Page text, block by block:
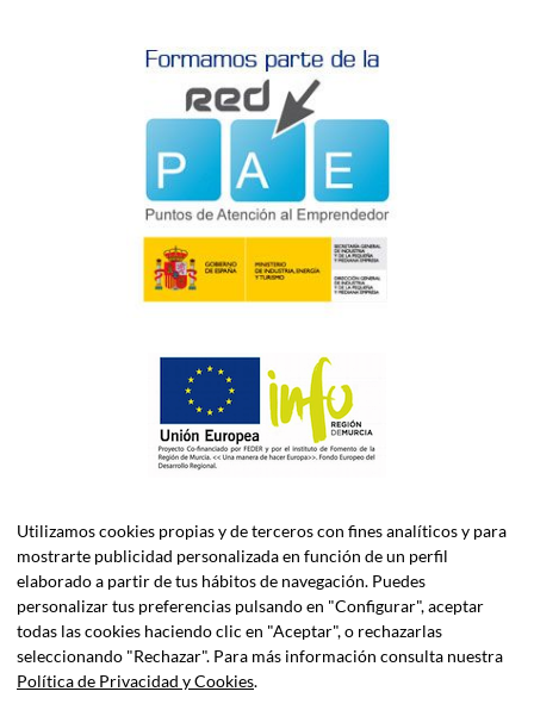
ASELEC CONSULTORES, S.L.P. es una firma especializada en
Asesoría Fiscal, Contable, Laboral y Jurídica, así como
Utilizamos cookies propias y de terceros con fines analíticos y para
mostrarte publicidad personalizada en función de un perfil
elaborado a partir de tus hábitos de navegación. Puedes
personalizar tus preferencias pulsando en "Configurar", aceptar
todas las cookies haciendo clic en "Aceptar", o rechazarlas
seleccionando "Rechazar". Para más información consulta nuestra
Política de Privacidad y Cookies.